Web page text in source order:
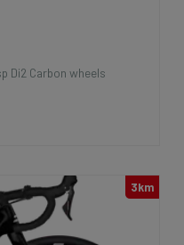
Di2 Carbon wheels
3km